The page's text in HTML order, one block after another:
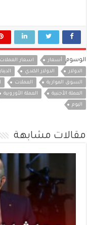
الوسوم أسعار اسعار العملات
الدولار
الدولار الكندي الدينار
السوق الموازية
العملات
العملة الأجنبية
العملة الأوروبية
اليوم
مقالات مشابهة